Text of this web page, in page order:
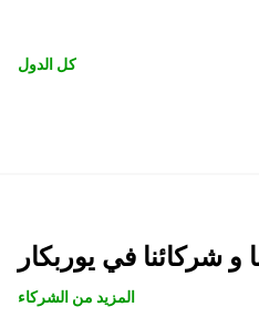
كل الدول
و شركائنا في يوربكار
المزيد من الشركاء